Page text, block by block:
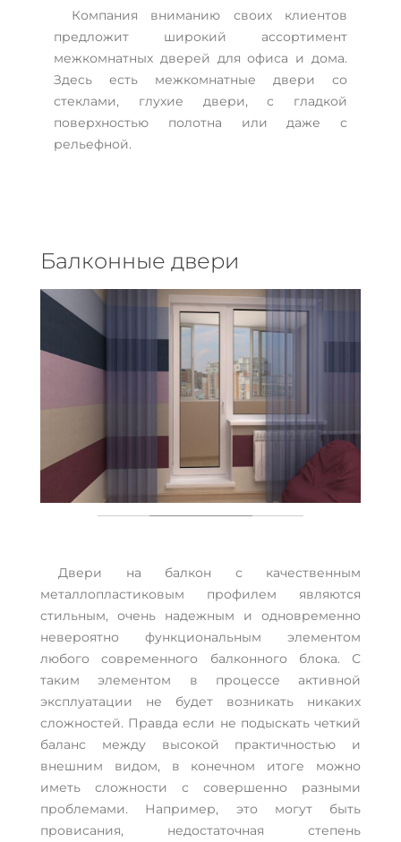
Компания вниманию своих клиентов
предложит широкий ассортимент
межкомнатных дверей для офиса и дома.
Здесь есть межкомнатные двери со
стеклами, глухие двери, с гладкой
поверхностью полотна или даже с
рельефной.
Балконные двери
Двери на балкон с качественным
металлопластиковым профилем являются
стильным, очень надежным и одновременно
невероятно функциональным элементом
любого современного балконного блока. С
таким элементом в процессе активной
эксплуатации не будет возникать никаких
сложностей. Правда если не подыскать четкий
баланс между высокой практичностью и
внешним видом, в конечном итоге можно
иметь сложности с совершенно разными
проблемами. Например, это могут быть
провисания, недостаточная степень